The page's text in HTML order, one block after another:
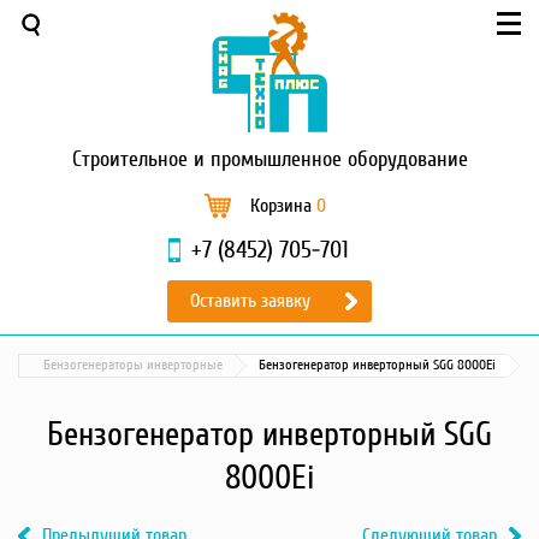
Строительное и промышленное оборудование
Корзина 0
+7 (8452) 705-701
Оставить заявку
Бензогенераторы инверторные Бензогенератор инверторный SGG 8000Ei
Бензогенератор инверторный SGG
8000Ei
Меню
Доставка и оплата
Садовая техника
Промышленный обогрев
Строительные леса
Моечное оборудование